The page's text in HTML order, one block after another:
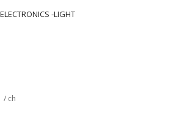
-LIGHT
/ ch